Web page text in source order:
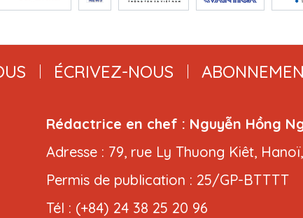
ÉCRIVEZ-NOUS
Rédactrice en chef : Nguyễn Hồng
Adresse : 79, rue Ly Thuong Kiêt,
Permis de publication : 25/GP-BTTTT
Tél : (+84) 24 38 25 20 96